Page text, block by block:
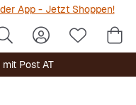
App - Jetzt Shoppen!
Post AT